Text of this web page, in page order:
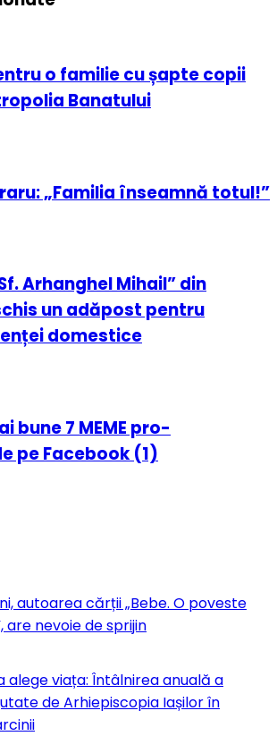
o familie cu șapte copii
Banatului
„Familia înseamnă totul!”
Arhanghel Mihail” din
un adăpost pentru
domestice
bune 7 MEME pro-
pe Facebook (1)
autoarea cărții „Bebe. O poveste
are nevoie de sprijin
alege viața: Întâlnirea anuală a
de Arhiepiscopia Iașilor în